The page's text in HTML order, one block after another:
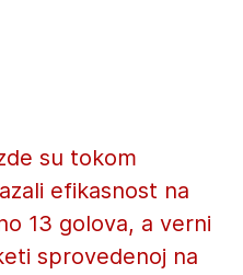
su tokom
efikasnost na
13 golova, a verni
sprovedenoj na